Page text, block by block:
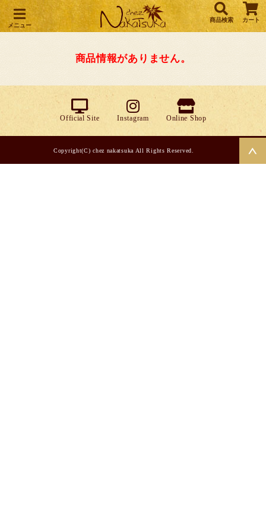
メニュー
商品検索 カート
商品情報がありません。
Official Site Instagram Online Shop
Copyright(C) chez nakatsuka All Rights Reserved.